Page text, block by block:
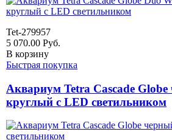
Tet-279957
5 070.00 Руб.
В корзину
Быстрая покупка
Аквариум Tetra Cascade
круглый с LED светильником